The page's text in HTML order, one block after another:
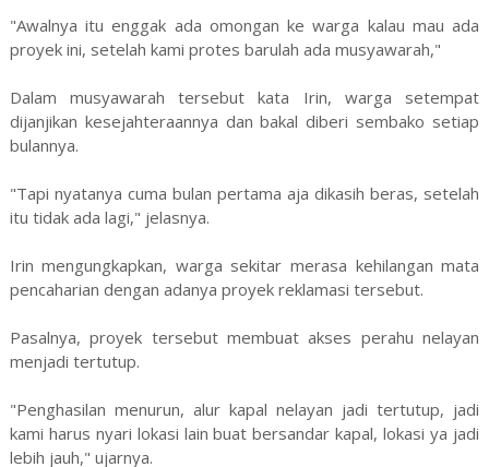
"Awalnya itu enggak ada omongan ke warga kalau mau ada
proyek ini, setelah kami protes barulah ada musyawarah,"
Dalam musyawarah tersebut kata Irin, warga setempat
dijanjikan kesejahteraannya dan bakal diberi sembako setiap
bulannya.
"Tapi nyatanya cuma bulan pertama aja dikasih beras, setelah
itu tidak ada lagi," jelasnya.
Irin mengungkapkan, warga sekitar merasa kehilangan mata
pencaharian dengan adanya proyek reklamasi tersebut.
Pasalnya, proyek tersebut membuat akses perahu nelayan
menjadi tertutup.
"Penghasilan menurun, alur kapal nelayan jadi tertutup, jadi
kami harus nyari lokasi lain buat bersandar kapal, lokasi ya jadi
lebih jauh," ujarnya.